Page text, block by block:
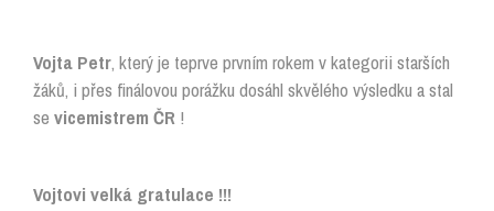
Vojta Petr, který je teprve prvním rokem v kategorii starších
žáků, i přes finálovou porážku dosáhl skvělého výsledku a stal
se vicemistrem ČR !
Vojtovi velká gratulace !!!